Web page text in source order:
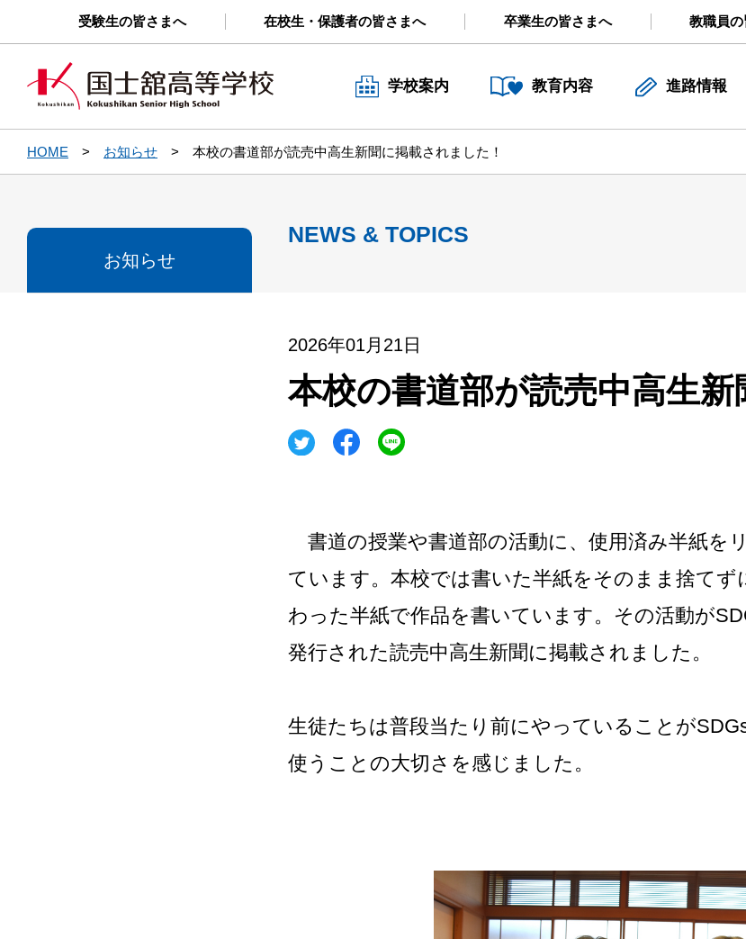
受験生の皆さまへ 在校生・保護者の皆さまへ 卒業生の皆さまへ 教職員
学校案内 教育内容 進路情報
HOME お知らせ 本校の書道部が読売中高生新聞に掲載されました！
お知らせ
NEWS & TOPICS
2026年01月21日
本校の書道部が読売中高生新
書道の授業や書道部の活動に、使用済み半紙を
ています。本校では書いた半紙をそのまま捨て
わった半紙で作品を書いています。その活動が
発行された読売中高生新聞に掲載されました。
生徒たちは普段当たり前にやっていることが
使うことの大切さを感じました。